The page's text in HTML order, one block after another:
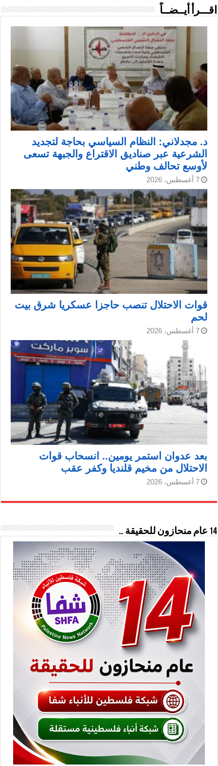
اقـــرأ أيــضــاً
د. مجدلاني: النظام السياسي بحاجة لتجديد
الشرعية عبر صناديق الاقتراع والجبهة تسعى
لأوسع تحالف وطني
7 أغسطس، 2026
قوات الاحتلال تنصب حاجزا عسكريا شرق بيت
لحم
7 أغسطس، 2026
بعد عدوان استمر يومين.. انسحاب قوات
الاحتلال من مخيم قلنديا وكفر عقب
7 أغسطس، 2026
14 عام منحازون للحقيقة …